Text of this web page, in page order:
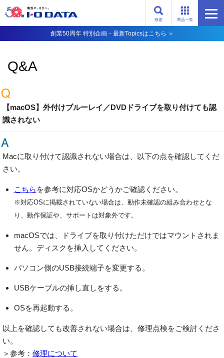
商品一覧
検索
創業50周年 特別企画・最新Topicsはこちら ＞
Q&A
【macOS】外付けブルーレイ／DVDドライブを取り付けても認
識されない
Macに取り付けて認識されない場合は、以下の点を確認してくだ
さい。
こちら を参考に対応OSかどうかご確認ください。
※対応OSに掲載されていない場合は、動作未確認の組み合わせとな
り、動作保証や、サポートは対象外です。
macOSでは、ドライブを取り付けただけではマウントされま
せん。ディスクを挿入してください。
パソコン側のUSB接続端子を変更する。
USBケーブルの挿し直しをする。
OSを再起動する。
以上を確認しても改善されない場合は、修理点検をご検討くださ
い。
＞参考： 修理について